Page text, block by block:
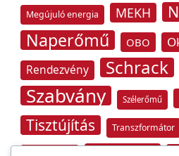
Megújuló energia MEKH
Naperőmű OBO
Rendezvény Schrack
Szabvány Szélerőmű
Tisztújítás Transzformátor